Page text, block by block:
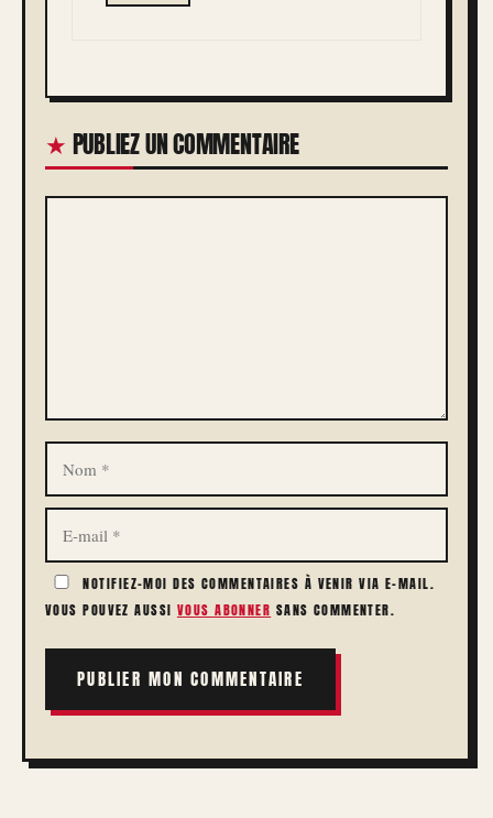
PUBLIEZ UN COMMENTAIRE
COMMENTAIRE
NOM
E-
MAIL
NOTIFIEZ-MOI DES COMMENTAIRES À VENIR VIA E-MAIL.
VOUS POUVEZ AUSSI VOUS ABONNER SANS COMMENTER.